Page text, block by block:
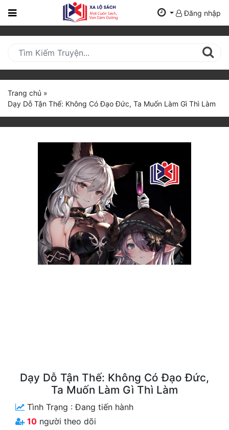
Trang
Mới
Cập
Nhật
(current)
BXH
Cung Đấu
Cạnh Kỹ
Đăng nhập
Trang chủ »
Dạy Dỗ Tận Thế: Không Có Đạo Đức, Ta Muốn Làm Gì Thì Làm
Dạy Dỗ Tận Thế: Không Có Đạo Đức,
Ta Muốn Làm Gì Thì Làm
Tình Trạng :Đang tiến hành
10 người theo dõi